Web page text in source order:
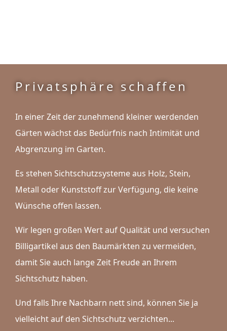
Privatsphäre schaffen
In einer Zeit der zunehmend kleiner werdenden
Gärten wächst das Bedürfnis nach Intimität und
Abgrenzung im Garten.
Es stehen Sichtschutzsysteme aus Holz, Stein,
Metall oder Kunststoff zur Verfügung, die keine
Wünsche offen lassen.
Wir legen großen Wert auf Qualität und versuchen
Billigartikel aus den Baumärkten zu vermeiden,
damit Sie auch lange Zeit Freude an Ihrem
Sichtschutz haben.
Und falls Ihre Nachbarn nett sind, können Sie ja
vielleicht auf den Sichtschutz verzichten...